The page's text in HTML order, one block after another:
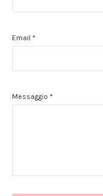
Email *
Messaggio *